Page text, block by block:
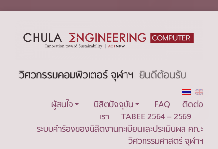
ผู้สนใจ นิสิตปัจจุบัน FAQ
ติดต่อ
เรา
TABEE 2564 – 2569
ระบบคำร้องของนิสิตงานทะเบียนและประเมินผล คณะ
วิศวกรรมศาสตร์ จุฬาฯ